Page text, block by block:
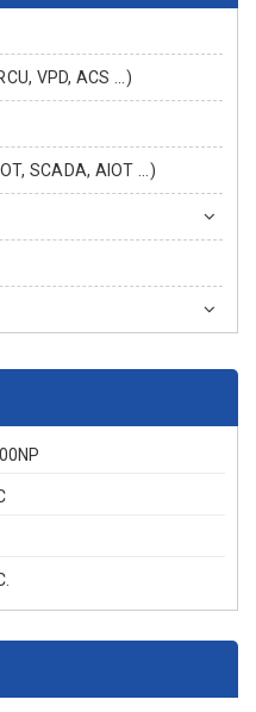
VPD, ACS ...)
SCADA, AIOT ...)